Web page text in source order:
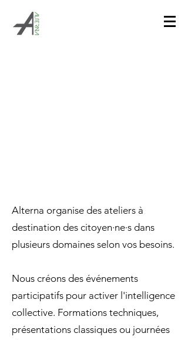
Alterna organise des ateliers à
destination des citoyen·ne·s dans
plusieurs domaines selon vos besoins.
Nous créons des événements
participatifs pour activer l'intelligence
collective. Formations techniques,
présentations classiques ou journées